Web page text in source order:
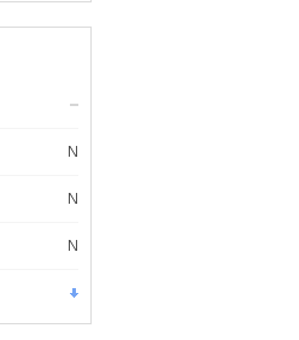
N
N
N